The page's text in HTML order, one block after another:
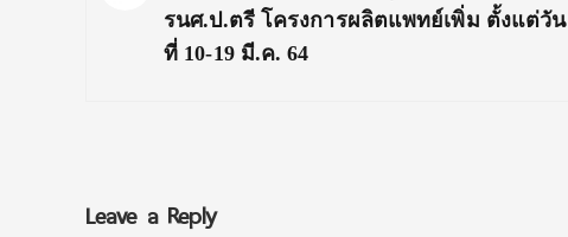
Post:
รนศ.ป.ตรี โครงการผลิตแพทย์เพิ่ม ตั้งแต่วัน
ที่ 10-19 มี.ค. 64
Leave a Reply